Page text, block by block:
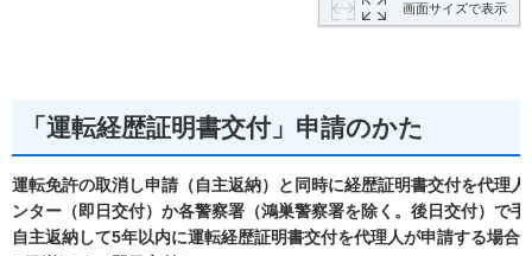
画面サイズで表示
「運転経歴証明書交付」申請のかた
運転免許の取消し申請（自主返納）と同時に経歴証明書交付を代理
ンター（即日交付）か各警察署（鴻巣警察署を除く。後日交付）で
自主返納して5年以内に運転経歴証明書交付を代理人が申請する場合